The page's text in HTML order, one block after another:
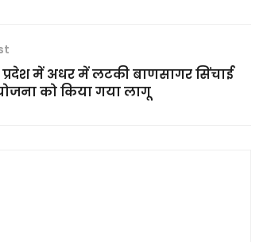
प्रदेश में अधर में लटकी बाणसागर सिंचाई
को किया गया लागू